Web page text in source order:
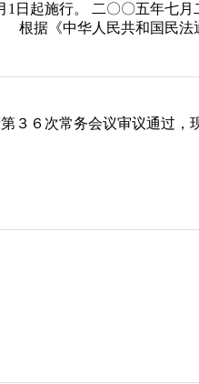
1日起施行。 二〇〇五年七月
据《中华人民共和国民法
３６次常务会议审议通过，